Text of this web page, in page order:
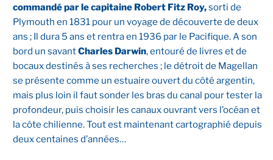
commandé par le capitaine Robert Fitz Roy,sorti de
Plymouth en 1831 pour un voyage de découverte de deux
ans ; Il dura 5 ans et rentra en 1936 par le Pacifique. A son
bord un savantCharles Darwin, entouré de livres et de
bocaux destinés à ses recherches ; le détroit de Magellan
se présente comme un estuaire ouvert du côté argentin,
mais plus loin il faut sonder les bras du canal pour tester la
profondeur, puis choisir les canaux ouvrant vers l’océan et
la côte chilienne. Tout est maintenant cartographié depuis
deux centaines d’années…